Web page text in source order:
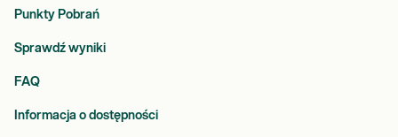
Punkty Pobrań
Sprawdź wyniki
FAQ
Informacja o dostępności